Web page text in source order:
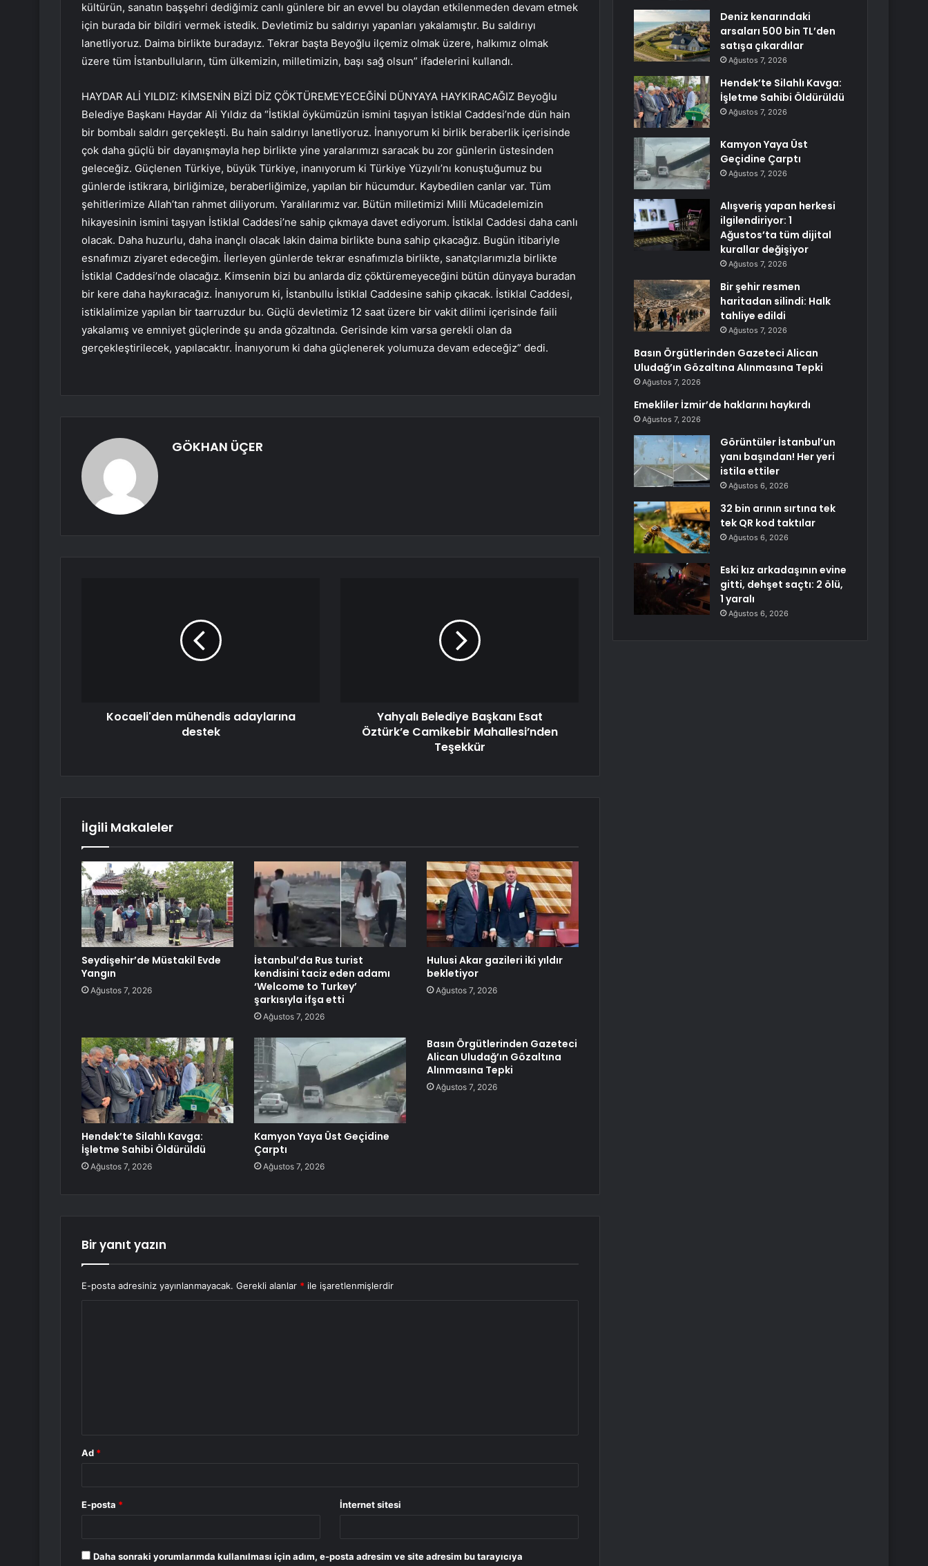
kültürün, sanatın başşehri dediğimiz canlı günlere bir an evvel bu olaydan etkilenmeden devam etmek
için burada bir bildiri vermek istedik. Devletimiz bu saldırıyı yapanları yakalamıştır. Bu saldırıyı
lanetliyoruz. Daima birlikte buradayız. Tekrar başta Beyoğlu ilçemiz olmak üzere, halkımız olmak
üzere tüm İstanbulluların, tüm ülkemizin, milletimizin, başı sağ olsun” ifadelerini kullandı.
HAYDAR ALİ YILDIZ: KİMSENİN BİZİ DİZ ÇÖKTÜREMEYECEĞİNİ DÜNYAYA HAYKIRACAĞIZ Beyoğlu
Belediye Başkanı Haydar Ali Yıldız da “İstiklal öykümüzün ismini taşıyan İstiklal Caddesi’nde dün hain
bir bombalı saldırı gerçekleşti. Bu hain saldırıyı lanetliyoruz. İnanıyorum ki birlik beraberlik içerisinde
çok daha güçlü bir dayanışmayla hep birlikte yine yaralarımızı saracak bu zor günlerin üstesinden
geleceğiz. Güçlenen Türkiye, büyük Türkiye, inanıyorum ki Türkiye Yüzyılı’nı konuştuğumuz bu
günlerde istikrara, birliğimize, beraberliğimize, yapılan bir hücumdur. Kaybedilen canlar var. Tüm
şehitlerimize Allah’tan rahmet diliyorum. Yaralılarımız var. Bütün milletimizi Milli Mücadelemizin
hikayesinin ismini taşıyan İstiklal Caddesi’ne sahip çıkmaya davet ediyorum. İstiklal Caddesi daha canlı
olacak. Daha huzurlu, daha inançlı olacak lakin daima birlikte buna sahip çıkacağız. Bugün itibariyle
esnafımızı ziyaret edeceğim. İlerleyen günlerde tekrar esnafımızla birlikte, sanatçılarımızla birlikte
İstiklal Caddesi’nde olacağız. Kimsenin bizi bu anlarda diz çöktüremeyeceğini bütün dünyaya buradan
bir kere daha haykıracağız. İnanıyorum ki, İstanbullu İstiklal Caddesine sahip çıkacak. İstiklal Caddesi,
istiklalimize yapılan bir taarruzdur bu. Güçlü devletimiz 12 saat üzere bir vakit dilimi içerisinde faili
yakalamış ve emniyet güçlerinde şu anda gözaltında. Gerisinde kim varsa gerekli olan da
gerçekleştirilecek, yapılacaktır. İnanıyorum ki daha güçlenerek yolumuza devam edeceğiz” dedi.
GÖKHAN ÜÇER
Kocaeli'den mühendis adaylarına
destek
Yahyalı Belediye Başkanı Esat
Öztürk’e Camikebir Mahallesi’nden
Teşekkür
İlgili Makaleler
Seydişehir’de Müstakil Evde
Yangın
Ağustos 7, 2026
İstanbul’da Rus turist
kendisini taciz eden adamı
‘Welcome to Turkey’
şarkısıyla ifşa etti
Ağustos 7, 2026
Hulusi Akar gazileri iki yıldır
bekletiyor
Ağustos 7, 2026
Hendek’te Silahlı Kavga:
İşletme Sahibi Öldürüldü
Ağustos 7, 2026
Kamyon Yaya Üst Geçidine
Çarptı
Ağustos 7, 2026
Basın Örgütlerinden Gazeteci
Alican Uludağ’ın Gözaltına
Alınmasına Tepki
Ağustos 7, 2026
Bir yanıt yazın
E-posta adresiniz yayınlanmayacak. Gerekli alanlar * ile işaretlenmişlerdir
Ad *
E-posta * İnternet sitesi
Daha sonraki yorumlarımda kullanılması için adım, e-posta adresim ve site adresim bu tarayıcıya
Deniz kenarındaki
arsaları 500 bin TL’den
satışa çıkardılar
Ağustos 7, 2026
Hendek’te Silahlı Kavga:
İşletme Sahibi Öldürüldü
Ağustos 7, 2026
Kamyon Yaya Üst
Geçidine Çarptı
Ağustos 7, 2026
Alışveriş yapan herkesi
ilgilendiriyor: 1
Ağustos’ta tüm dijital
kurallar değişiyor
Ağustos 7, 2026
Bir şehir resmen
haritadan silindi: Halk
tahliye edildi
Ağustos 7, 2026
Basın Örgütlerinden Gazeteci Alican
Uludağ’ın Gözaltına Alınmasına Tepki
Ağustos 7, 2026
Emekliler İzmir’de haklarını haykırdı
Ağustos 7, 2026
Görüntüler İstanbul’un
yanı başından! Her yeri
istila ettiler
Ağustos 6, 2026
32 bin arının sırtına tek
tek QR kod taktılar
Ağustos 6, 2026
Eski kız arkadaşının evine
gitti, dehşet saçtı: 2 ölü,
1 yaralı
Ağustos 6, 2026